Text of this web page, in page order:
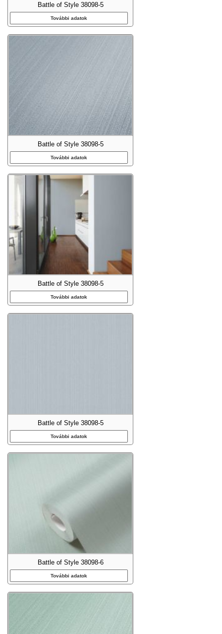
Battle of Style 38098-5
További adatok
Battle of Style 38098-5
További adatok
Battle of Style 38098-5
További adatok
Battle of Style 38098-5
További adatok
Battle of Style 38098-6
További adatok